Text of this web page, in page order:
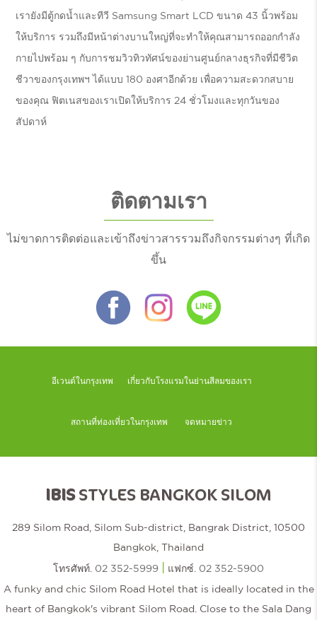
เรายังมีตู้กดน้ำและทีวี Samsung Smart LCD ขนาด 43 นิ้วพร้อม
ให้บริการ รวมถึงมีหน้าต่างบานใหญ่ที่จะทำให้คุณสามารถออกกำลัง
กายไปพร้อม ๆ กับการชมวิวทิวทัศน์ของย่านศูนย์กลางธุรกิจที่มีชีวิต
ชีวาของกรุงเทพฯ ได้แบบ 180 องศาอีกด้วย เพื่อความสะดวกสบาย
ของคุณ ฟิตเนสของเราเปิดให้บริการ 24 ชั่วโมงและทุกวันของ
สัปดาห์
ติดตามเรา
ไม่ขาดการติดต่อและเข้าถึงข่าวสารรวมถึงกิจกรรมต่างๆ ที่เกิด
ขึ้น
อีเวนต์ในกรุงเทพ เกี่ยวกับโรงแรมในย่านสีลมของเรา
สถานที่ท่องเที่ยวในกรุงเทพ จดหมายข่าว
IBISSTYLES BANGKOK SILOM
289 Silom Road, Silom Sub-district, Bangrak District, 10500
Bangkok, Thailand
โทรศัพท์. 02 352-5999 | แฟกซ์. 02 352-5900
A funky and chic Silom Road Hotel that is ideally located in the
heart of Bangkok's vibrant Silom Road. Close to the Sala Dang